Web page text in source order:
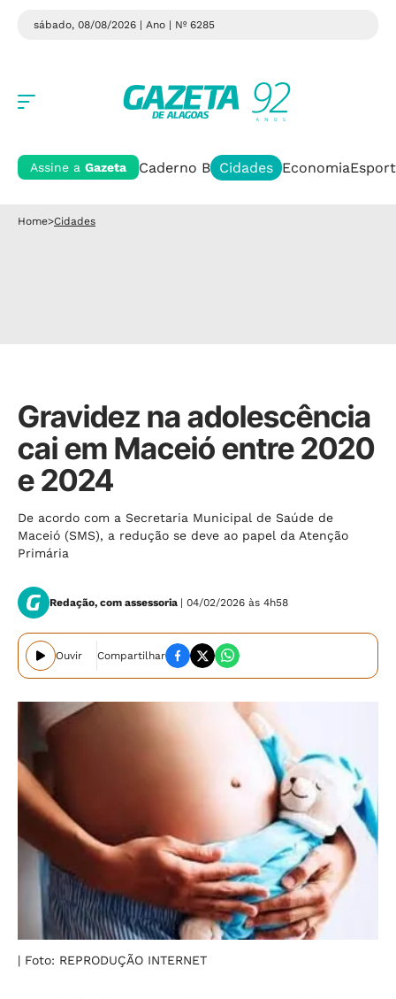
sábado, 08/08/2026 | Ano | Nº 6285
Assine a Gazeta Caderno B Cidades Economia
Home>Cidades
Gravidez na adolescência
cai em Maceió entre 2020
e 2024
De acordo com a Secretaria Municipal de Saúde de
Maceió (SMS), a redução se deve ao papel da Atenção
Primária
Redação, com assessoria | 04/02/2026 às 4h58
Ouvir Compartilhar
| Foto: REPRODUÇÃO INTERNET